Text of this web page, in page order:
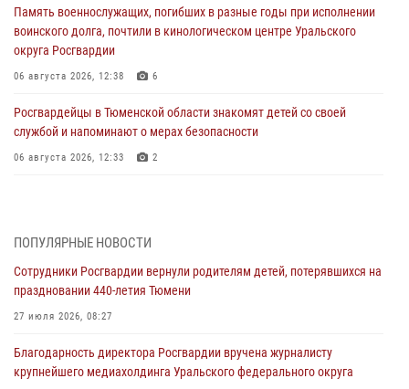
Память военнослужащих, погибших в разные годы при исполнении
воинского долга, почтили в кинологическом центре Уральского
округа Росгвардии
06 августа 2026, 12:38 6
Росгвардейцы в Тюменской области знакомят детей со своей
службой и напоминают о мерах безопасности
06 августа 2026, 12:33 2
06 августа 2026, 04:41 3
Росгвардейцы в Тюменской области почтили память генерала
армии Ивана Кирилловича Яковлева
05 августа 2026, 11:03
В Тюмени офицер Росгвардии в радиоэфире напомнил гражданам о
мерах безопасного владения оружием
ПОПУЛЯРНЫЕ НОВОСТИ
Сотрудники Росгвардии вернули родителям детей, потерявшихся на
праздновании 440-летия Тюмени
27 июля 2026, 08:27
Благодарность директора Росгвардии вручена журналисту
крупнейшего медиахолдинга Уральского федерального округа